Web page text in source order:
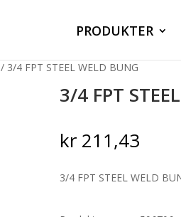
PRODUKTER
/ 3/4 FPT STEEL WELD BUNG
3/4 FPT
kr211,43
3/4 FPT STEEL WELD